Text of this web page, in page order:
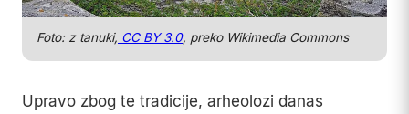
Foto: z tanuki, CC BY 3.0, preko Wikimedia Commons
Upravo zbog te tradicije, arheolozi danas